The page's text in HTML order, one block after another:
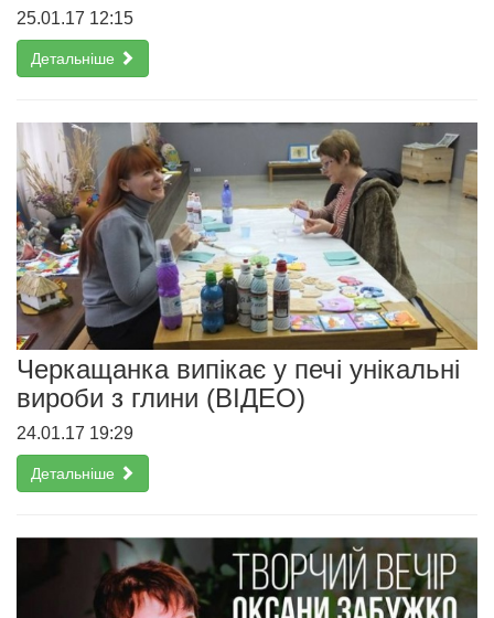
25.01.17 12:15
Детальніше
Черкащанка випікає у печі унікальні
вироби з глини (ВІДЕО)
24.01.17 19:29
Детальніше